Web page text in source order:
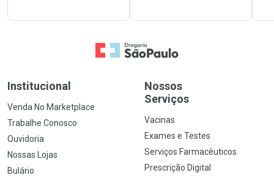
Ir para a Home
Institucional
Venda No Marketplace
Trabalhe Conosco
Ouvidoria
Nossas Lojas
Bulário
Nossos
Serviços
Vacinas
Exames e Testes
Serviços Farmacêuticos
Prescrição Digital